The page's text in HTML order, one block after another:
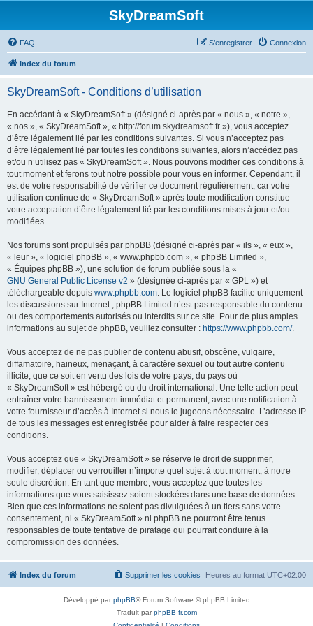
SkyDreamSoft
FAQ Connexion
S’enregistrer
Index du forum
SkyDreamSoft - Conditions d’utilisation
En accédant à « SkyDreamSoft » (désigné ci-après par « nous », « notre »,
« nos », « SkyDreamSoft », « http://forum.skydreamsoft.fr »), vous acceptez
d’être légalement lié par les conditions suivantes. Si vous n’acceptez pas
d’être légalement lié par toutes les conditions suivantes, alors n’accédez pas
et/ou n’utilisez pas « SkyDreamSoft ». Nous pouvons modifier ces conditions à
tout moment et ferons tout notre possible pour vous en informer. Cependant, il
est de votre responsabilité de vérifier ce document régulièrement, car votre
utilisation continue de « SkyDreamSoft » après toute modification constitue
votre acceptation d’être légalement lié par les conditions mises à jour et/ou
modifiées.
Nos forums sont propulsés par phpBB (désigné ci-après par « ils », « eux »,
« leur », « logiciel phpBB », « www.phpbb.com », « phpBB Limited »,
« Équipes phpBB »), une solution de forum publiée sous la «
GNU General Public License v2 » (désignée ci-après par « GPL ») et
téléchargeable depuis www.phpbb.com. Le logiciel phpBB facilite uniquement
les discussions sur Internet ; phpBB Limited n’est pas responsable du contenu
ou des comportements autorisés ou interdits sur ce site. Pour de plus amples
informations au sujet de phpBB, veuillez consulter : https://www.phpbb.com/.
Vous acceptez de ne pas publier de contenu abusif, obscène, vulgaire,
diffamatoire, haineux, menaçant, à caractère sexuel ou tout autre contenu
illicite, que ce soit en vertu des lois de votre pays, du pays où
« SkyDreamSoft » est hébergé ou du droit international. Une telle action peut
entraîner votre bannissement immédiat et permanent, avec une notification à
votre fournisseur d’accès à Internet si nous le jugeons nécessaire. L’adresse IP
de tous les messages est enregistrée pour aider à faire respecter ces
conditions.
Vous acceptez que « SkyDreamSoft » se réserve le droit de supprimer,
modifier, déplacer ou verrouiller n’importe quel sujet à tout moment, à notre
seule discrétion. En tant que membre, vous acceptez que toutes les
informations que vous saisissez soient stockées dans une base de données.
Bien que ces informations ne soient pas divulguées à un tiers sans votre
consentement, ni « SkyDreamSoft » ni phpBB ne pourront être tenus
responsables de toute tentative de piratage qui pourrait conduire à la
compromission des données.
Index du forum Heures au format UTC+02:00
Supprimer les cookies
Développé parphpBB® Forum Software © phpBB Limited
Traduit parphpBB-fr.com